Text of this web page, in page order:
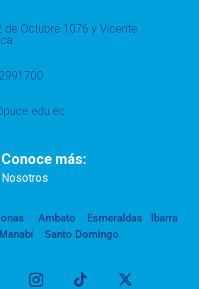
de Octubre 1076 y Vicente
Conoce más:
Nosotros
Ambato Esmeraldas
Ibarra
Manabí
Santo Domingo